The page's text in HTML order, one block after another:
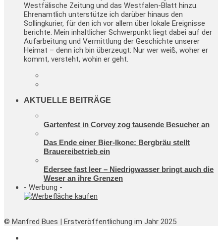
Westfälische Zeitung und das Westfalen-Blatt hinzu.
Ehrenamtlich unterstütze ich darüber hinaus den
Sollingkurier, für den ich vor allem über lokale Ereignisse
berichte. Mein inhaltlicher Schwerpunkt liegt dabei auf der
Aufarbeitung und Vermittlung der Geschichte unserer
Heimat – denn ich bin überzeugt: Nur wer weiß, woher er
kommt, versteht, wohin er geht.
AKTUELLE BEITRÄGE
Gartenfest in Corvey zog tausende Besucher an
Das Ende einer Bier-Ikone: Bergbräu stellt
Brauereibetrieb ein
Edersee fast leer – Niedrigwasser bringt auch die
Weser an ihre Grenzen
- Werbung -
© Manfred Bues | Erstveröffentlichung im Jahr 2025